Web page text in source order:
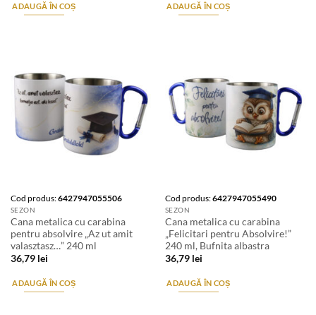
ADAUGĂ ÎN COȘ ADAUGĂ ÎN COȘ
Cod produs:6427947055506
SEZON
Cana metalica cu carabina
pentru absolvire „Az ut amit
valasztasz…” 240 ml
36,79 lei
ADAUGĂ ÎN COȘ
Cod produs:6427947055490
SEZON
Cana metalica cu carabina
„Felicitari pentru Absolvire!”
240 ml, Bufnita albastra
36,79 lei
ADAUGĂ ÎN COȘ